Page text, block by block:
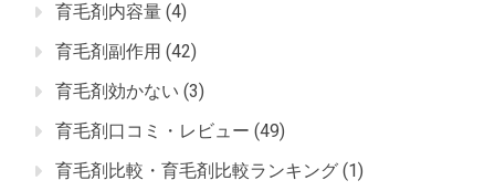
育毛剤内容量 (4)
育毛剤副作用 (42)
育毛剤効かない (3)
育毛剤口コミ・レビュー (49)
育毛剤比較・育毛剤比較ランキング (1)